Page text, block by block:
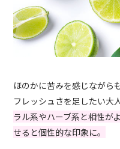
ほのかに苦みを感じながら
フレッシュさを足したい大
ラル系やハーブ系と相性が
せると個性的な印象に。